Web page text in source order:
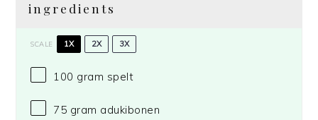
ingredients
SCALE 1X 2X 3X
100 gram spelt
75 gram adukibonen